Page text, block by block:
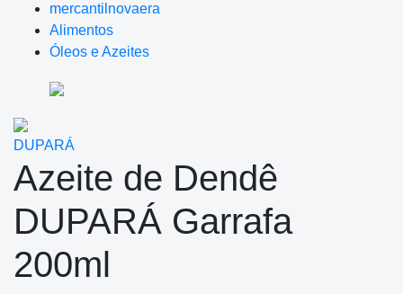
mercantilnovaera
Alimentos
Óleos e Azeites
DUPARÁ
Azeite de Dendê
DUPARÁ Garrafa
200ml